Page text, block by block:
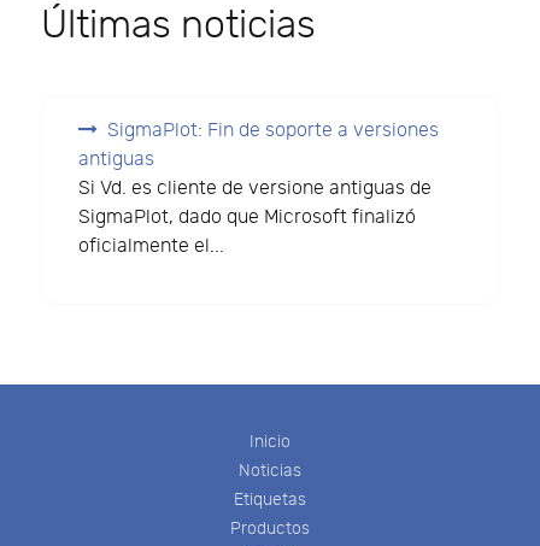
Últimas noticias
SigmaPlot: Fin de soporte a versiones
antiguas
Si Vd. es cliente de versione antiguas de
SigmaPlot, dado que Microsoft finalizó
oficialmente el...
Inicio
Noticias
Etiquetas
Productos